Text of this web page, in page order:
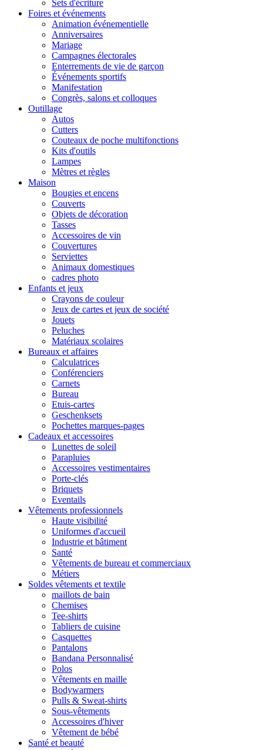
Sets d'écriture
Foires et événements
Animation événementielle
Anniversaires
Mariage
Campagnes électorales
Enterrements de vie de garçon
Événements sportifs
Manifestation
Congrès, salons et colloques
Outillage
Autos
Cutters
Couteaux de poche multifonctions
Kits d'outils
Lampes
Mètres et règles
Maison
Bougies et encens
Couverts
Objets de décoration
Tasses
Accessoires de vin
Couvertures
Serviettes
Animaux domestiques
cadres photo
Enfants et jeux
Crayons de couleur
Jeux de cartes et jeux de société
Jouets
Peluches
Matériaux scolaires
Bureaux et affaires
Calculatrices
Conférenciers
Carnets
Bureau
Etuis-cartes
Geschenksets
Pochettes marques-pages
Cadeaux et accessoires
Lunettes de soleil
Parapluies
Accessoires vestimentaires
Porte-clés
Briquets
Eventails
Vêtements professionnels
Haute visibilité
Uniformes d'accueil
Industrie et bâtiment
Santé
Vêtements de bureau et commerciaux
Métiers
Soldes vêtements et textile
maillots de bain
Chemises
Tee-shirts
Tabliers de cuisine
Casquettes
Pantalons
Bandana Personnalisé
Polos
Vêtements en maille
Bodywarmers
Pulls & Sweat-shirts
Sous-vêtements
Accessoires d'hiver
Vêtement de bébé
Santé et beauté